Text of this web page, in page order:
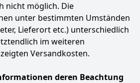
69 €
Anzeigen
nicht möglich. Die
unter bestimmten Umständen
Lieferort etc.) unterschiedlich
im weiteren
Versandkosten.
deren Beachtung